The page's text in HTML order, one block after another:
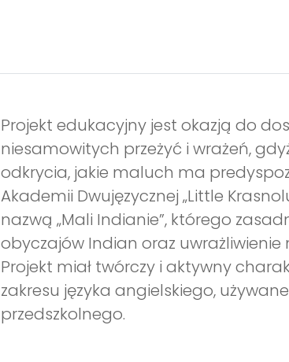
Projekt edukacyjny jest okazją do
niesamowitych przeżyć i wrażeń,
odkrycia, jakie maluch ma
Akademii Dwujęzycznej „Little
nazwą „Mali Indianie”, którego
obyczajów Indian oraz
Projekt miał twórczy i aktywny
zakresu języka angielskiego,
przedszkolnego.